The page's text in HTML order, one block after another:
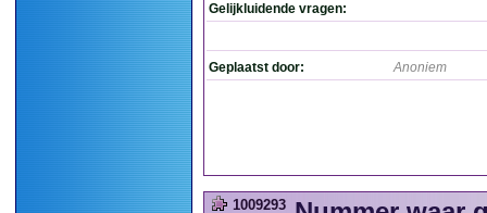
Gelijkluidende vragen:
Geplaatst door: Anoniem
1009293